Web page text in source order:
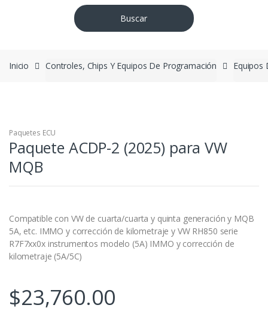
Buscar
Inicio Controles, Chips Y Equipos De Programación Equipos
Paquetes ECU
Paquete ACDP-2 (2025) para VW
MQB
Compatible con VW de cuarta/cuarta y quinta generación y MQB
5A, etc. IMMO y corrección de kilometraje y VW RH850 serie
R7F7xx0x instrumentos modelo (5A) IMMO y corrección de
kilometraje (5A/5C)
$23,760.00